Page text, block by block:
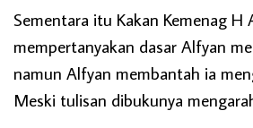
Sementara itu Kakan Kemenag H
mempertanyakan dasar Alfyan
namun Alfyan membantah ia
Meski tulisan dibukunya